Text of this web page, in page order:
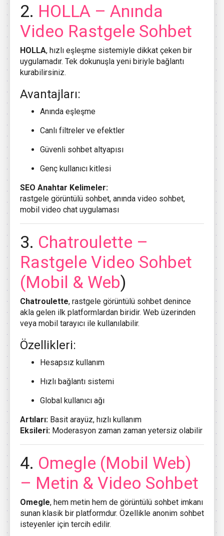
2. HOLLA – Anında
Video Rastgele Sohbet
HOLLA, hızlı eşleşme sistemiyle dikkat çeken bir
uygulamadır. Tek dokunuşla yeni biriyle bağlantı
kurabilirsiniz.
Avantajları:
Anında eşleşme
Canlı filtreler ve efektler
Güvenli sohbet altyapısı
Genç kullanıcı kitlesi
SEO Anahtar Kelimeler:
rastgele görüntülü sohbet, anında video sohbet,
mobil video chat uygulaması
3. Chatroulette –
Rastgele Video Sohbet
(Mobil & Web)
Chatroulette, rastgele görüntülü sohbet denince
akla gelen ilk platformlardan biridir. Web üzerinden
veya mobil tarayıcı ile kullanılabilir.
Özellikleri:
Hesapsız kullanım
Hızlı bağlantı sistemi
Global kullanıcı ağı
Artıları: Basit arayüz, hızlı kullanım
Eksileri: Moderasyon zaman zaman yetersiz olabilir
4. Omegle (Mobil Web)
– Metin & Video Sohbet
Omegle, hem metin hem de görüntülü sohbet imkanı
sunan klasik bir platformdur. Özellikle anonim sohbet
isteyenler için tercih edilir.